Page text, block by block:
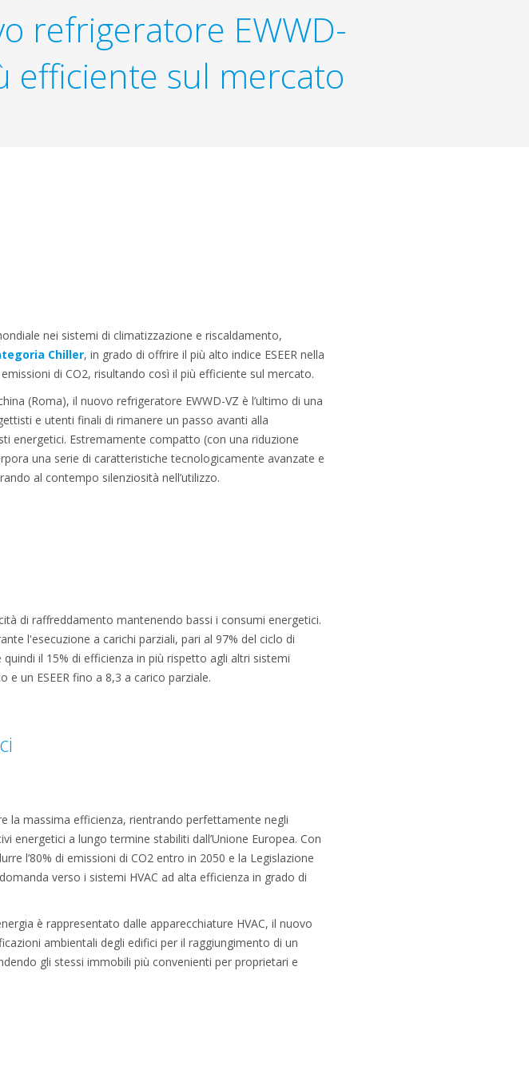
refrigeratore EWWD-
efficiente sul mercato
nei sistemi di climatizzazione e riscaldamento,
Chiller, in grado di offrire il più alto indice ESEER nella
di CO2, risultando così il più efficiente sul mercato.
(Roma), il nuovo refrigeratore EWWD-VZ è l’ultimo di una
e utenti finali di rimanere un passo avanti alla
energetici. Estremamente compatto (con una riduzione
una serie di caratteristiche tecnologicamente avanzate e
al contempo silenziosità nell’utilizzo.
di raffreddamento mantenendo bassi i consumi energetici.
l'esecuzione a carichi parziali, pari al 97% del ciclo di
il 15% di efficienza in più rispetto agli altri sistemi
un ESEER fino a 8,3 a carico parziale.
la massima efficienza, rientrando perfettamente negli
a lungo termine stabiliti dall’Unione Europea. Con
l’80% di emissioni di CO2 entro in 2050 e la Legislazione
verso i sistemi HVAC ad alta efficienza in grado di
è rappresentato dalle apparecchiature HVAC, il nuovo
ambientali degli edifici per il raggiungimento di un
gli stessi immobili più convenienti per proprietari e